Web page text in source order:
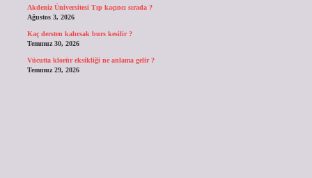
Akdeniz Üniversitesi Tıp kaçıncı sırada ?
Ağustos 3, 2026
Kaç dersten kalırsak burs kesilir ?
Temmuz 30, 2026
Vücutta klorür eksikliği ne anlama gelir ?
Temmuz 29, 2026